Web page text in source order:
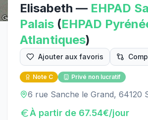
Elisabeth — EHPAD
Palais (EHPAD
Atlantiques)
Ajouter aux favoris
Note C Privé non lucratif
6 rue Sanche le Grand, 64120
À partir de 67.54€/jour